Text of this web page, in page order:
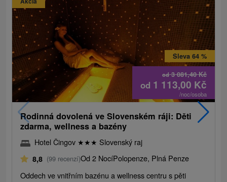
od3 081,40Kč
Sleva 64 %
od 1 113,00 Kč
/noc/osoba
Rodinná dovolená ve Slovenském ráji: Děti
zdarma, wellness a bazény
Hotel Čingov ★★★ Slovenský raj
8,8 (99 recenzí)Od 2 NocíPolopenze, Plná Penze
Oddech ve vnitřním bazénu a wellness centru s pěti